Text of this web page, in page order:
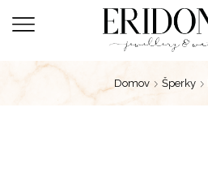
Domov Šperky